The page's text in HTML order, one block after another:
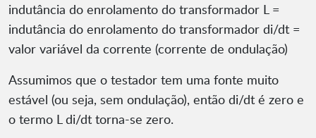
indutância do enrolamento do transformador L =
indutância do enrolamento do transformador di/dt =
valor variável da corrente (corrente de ondulação)
Assumimos que o testador tem uma fonte muito
estável (ou seja, sem ondulação), então di/dt é zero e
o termo L di/dt torna-se zero.